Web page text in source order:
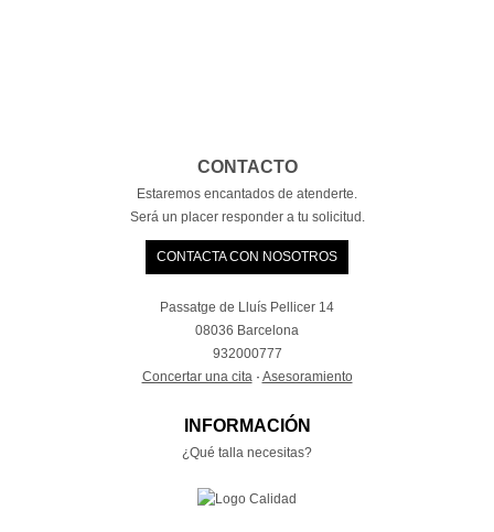
CONTACTO
Estaremos encantados de atenderte.
Será un placer responder a tu solicitud.
CONTACTA CON NOSOTROS
Passatge de Lluís Pellicer 14
08036 Barcelona
932000777
Concertar una cita· Asesoramiento
INFORMACIÓN
¿Qué talla necesitas?